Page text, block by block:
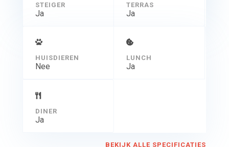
STEIGER
Ja
TERRAS
Ja
HUISDIEREN
Nee
LUNCH
Ja
DINER
Ja
BEKIJK ALLE SPECIFICATIES